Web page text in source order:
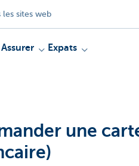
les sites web
Assurer
Expats
une